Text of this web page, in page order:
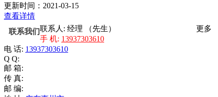
更新时间：2021-03-15
查看详情
联系我们
更多
联系人: 经理 （先生）
手 机: 13937303610
电 话: 13937303610
Q Q:
邮 箱:
传 真:
邮 编: